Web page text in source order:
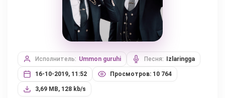
Исполнитель: Ummon guruhi Песня: Izlaringga
16-10-2019, 11:52 Просмотров: 10 764
3,69 MB, 128 kb/s